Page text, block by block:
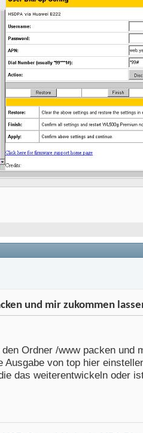
und mir zukommen
Ordner /www packen und
Ausgabe von top hier
das weiterentwickeln oder